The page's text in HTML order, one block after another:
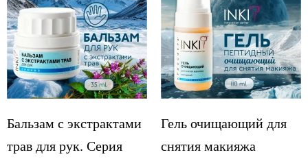
Бальзам с экстрактами
трав для рук. Серия
Гель очищающий для
снятия макияжа